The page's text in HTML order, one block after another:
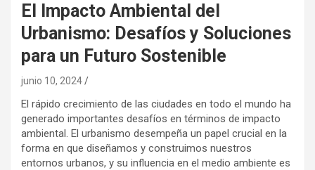
El Impacto Ambiental del
Urbanismo: Desafíos y Soluciones
para un Futuro Sostenible
junio 10, 2024
El rápido crecimiento de las ciudades en todo el mundo ha
generado importantes desafíos en términos de impacto
ambiental. El urbanismo desempeña un papel crucial en la
forma en que diseñamos y construimos nuestros
entornos urbanos, y su influencia en el medio ambiente es